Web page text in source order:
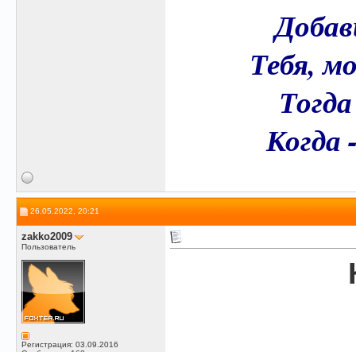
Тебя,
Когда
26.05.2022, 20:21
zakko2009
Пользователь
Регистрация: 03.09.2016